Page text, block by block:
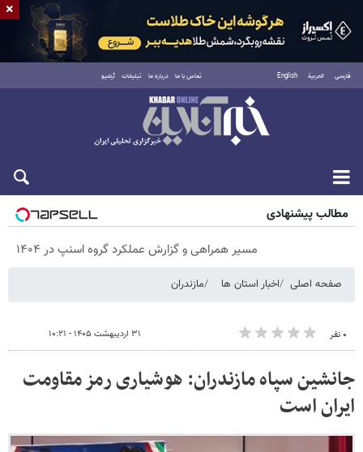
فارسی العربية English تماس با ما درباره ما تبلیغات آرشیو
پنجشنبه ۱۵ مرداد ۱۴۰۵
مطالب پیشنهادی
مسیر همراهی و گزارش عملکرد گروه اسنپ در ۱۴۰۴
صفحه اصلی اخبار استان ها مازندران
۰ نفر ۳۱ اردیبهشت ۱۴۰۵ - ۱۰:۲۱
جانشین سپاه مازندران: هوشیاری رمز مقاومت
ایران است
×